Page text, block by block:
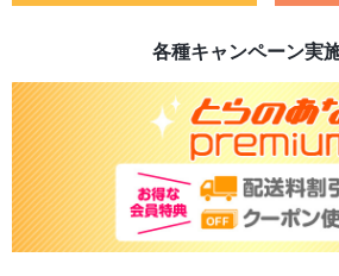
各種キャンペーン実